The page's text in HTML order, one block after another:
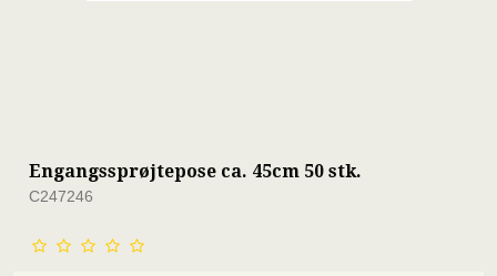
Engangssprøjtepose ca. 45cm 50 stk.
C247246